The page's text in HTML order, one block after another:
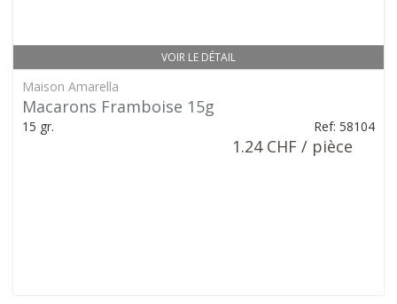
VOIR LE DÉTAIL
Maison Amarella
Macarons Framboise 15g
15 gr. Ref: 58104
1.24 CHF / pièce